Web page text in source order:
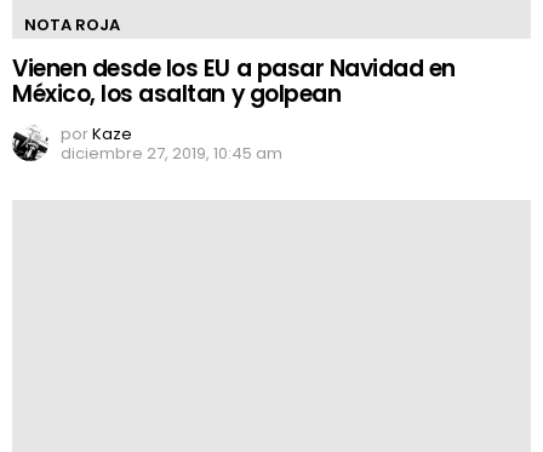
NOTA ROJA
Vienen desde los EU a pasar Navidad en
México, los asaltan y golpean
porKaze
diciembre 27, 2019, 10:45 am